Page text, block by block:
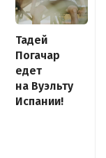
Тадей
Погачар
едет
на Вуэльту
Испании!